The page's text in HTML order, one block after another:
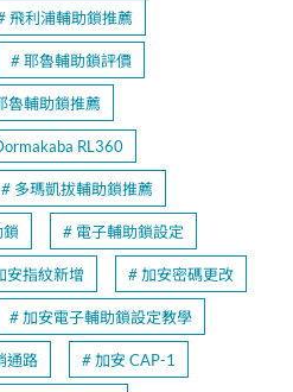
飛利浦輔助鎖推薦
耶魯輔助鎖評價
魯輔助鎖推薦
RL360
多瑪凱拔輔助鎖推薦
電子輔助鎖設定
安指紋新增 加安密碼更改
加安電子輔助鎖設定教學
通路 加安 CAP-1